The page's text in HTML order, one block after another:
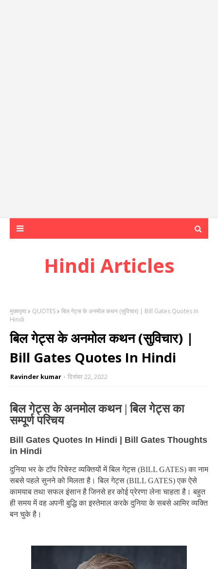
Hindi Articles
मुख्यपृष्ठ QUOTES
बिल गेट्स के अनमोल कथन (सुविचार) | Bill Gates Quotes In
Hindi
बिल गेट्स के अनमोल कथन (सुविचार) |
Bill Gates Quotes In Hindi
Ravinder kumar दिसंबर 22, 2022
बिल गेट्स के अनमोल कथन |बिल गेट्स का
सम्पूर्ण परिचय
Bill Gates Quotes In Hindi | Bill Gates Thoughts
in Hindi
दुनिया भर के टॉप रिचेस्ट व्यक्तियों में बिल गेट्स (BILL GATES) का नाम
सबसे पहले सुनने को मिलता है। बिल गेट्स (BILL GATES) एक ऐसे
कामयाब तथा सफल इंसान है जिनसे हर कोई प्रेरणा लेना चाहता है। बहुत
ही समय में वह अपनी बुद्धि का इस्तेमाल करके दुनिया के सबसे आमिर व्यक्ति
बन चुके है।